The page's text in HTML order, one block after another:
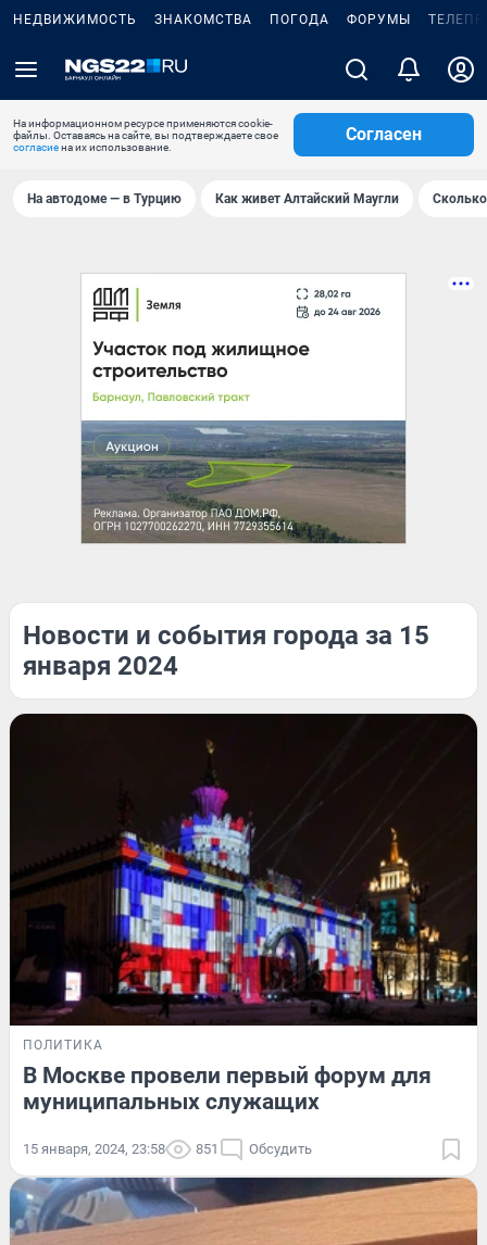
НЕДВИЖИМОСТЬ ЗНАКОМСТВА ПОГОДА ФОРУМЫ
На информационном ресурсе применяются cookie-
файлы. Оставаясь на сайте, вы подтверждаете свое
согласиена их использование.
Согласен
На автодоме — в Турцию Как живет Алтайский Маугли
Новости и события города за 15
января 2024
ПОЛИТИКА
В Москве провели первый форум для
муниципальных служащих
15 января, 2024, 23:58 851 Обсудить